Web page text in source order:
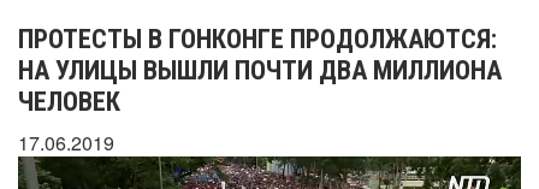
ПРОТЕСТЫ В ГОНКОНГЕ ПРОДОЛЖАЮТСЯ:
НА УЛИЦЫ ВЫШЛИ ПОЧТИ ДВА МИЛЛИОНА
ЧЕЛОВЕК
17.06.2019